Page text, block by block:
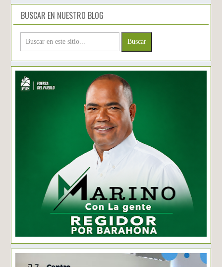
BUSCAR EN NUESTRO BLOG